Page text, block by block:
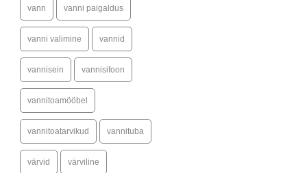
vann vanni paigaldus
vanni valimine vannid
vannisein vannisifoon
vannitoamööbel
vannitoatarvikud vannituba
värvid värviline